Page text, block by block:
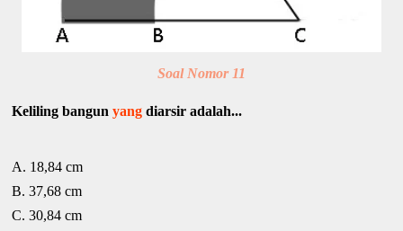
Soal Nomor 11
Keliling bangunyang diarsir adalah...
A. 18,84 cm
B. 37,68 cm
C. 30,84 cm